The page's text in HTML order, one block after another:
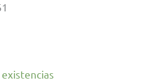
existencias